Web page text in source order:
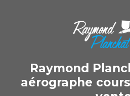
Raymond
aérographe